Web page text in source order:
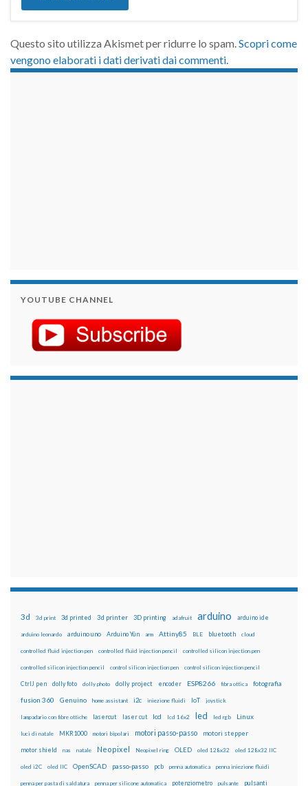
Questo sito utilizza Akismet per ridurre lo spam.Scopri come
vengono elaborati i dati derivati dai commenti.
YOUTUBE CHANNEL
3d 3d print 3d printed 3d printer 3D printing adafruit arduino arduino ide
arduino leonardo arduino uno Arduino Yún arm Attiny85 BLE bluetooth cloud
controlled fluid injection pen controlled fluid injection pencil controlled silicon injection pen
controlled silicon injection pencil control silicon injection pen control silicon injection pencil
CtrlJ pen dolly foto dolly photo dolly project encoder ESP8266 fibra ottica fotografia
fusion 360 Genuino home assistant i2c iniezione fluidi IoT joystick
lampadario con fibre ottiche lasercut laser cut lcd lcd 16x2 led led rgb Linux
luci di natale MKR1000 motori bipolari motori passo-passo motori stepper
motor shield nas natale Neopixel Neopixel ring OLED oled 128x32 oled 128x32 IIC
oled i2C oled IIC OpenSCAD passo-passo pcb penna automatica penna iniezione fluidi
penna per pasta di saldatura penna per silicone automatica potenziometro pulsante pulsanti